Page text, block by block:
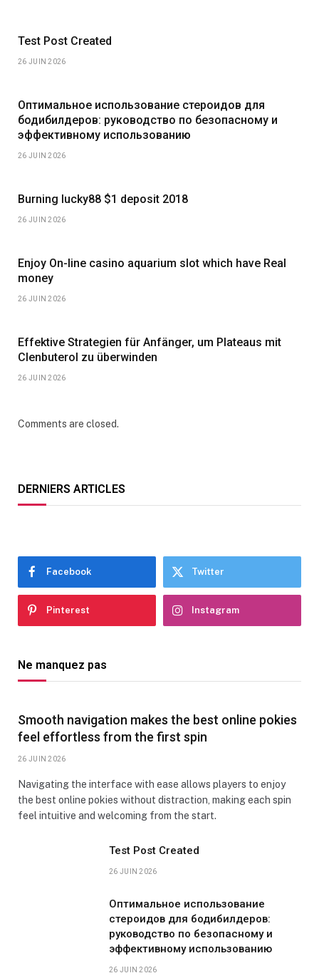
Test Post Created
26 JUIN 2026
Оптимальное использование стероидов для
бодибилдеров: руководство по безопасному и
эффективному использованию
26 JUIN 2026
Burning lucky88 $1 deposit 2018
26 JUIN 2026
Enjoy On-line casino aquarium slot which have Real
money
26 JUIN 2026
Effektive Strategien für Anfänger, um Plateaus mit
Clenbuterol zu überwinden
26 JUIN 2026
Comments are closed.
DERNIERS ARTICLES
Facebook Twitter
Pinterest Instagram
Ne manquez pas
Smooth navigation makes the best online pokies
feel effortless from the first spin
26 JUIN 2026
Navigating the interface with ease allows players to enjoy
the best online pokies without distraction, making each spin
feel intuitive and welcoming from the start.
Test Post Created
26 JUIN 2026
Оптимальное использование
стероидов для бодибилдеров:
руководство по безопасному и
эффективному использованию
26 JUIN 2026